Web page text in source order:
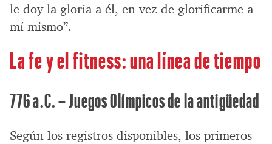
le doy la gloria a él, en vez de glorificarme a
mí mismo”.
La fe y el fitness: una línea de tiempo
776 a.C. – Juegos Olímpicos de la antigüedad
Según los registros disponibles, los primeros